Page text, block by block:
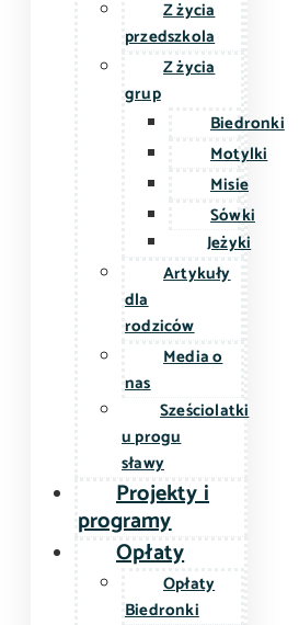
Z życia
przedszkola
Z życia
grup
Biedronki
Motylki
Misie
Sówki
Jeżyki
Artykuły
dla
rodziców
Media o
nas
Sześciolatki
u progu
sławy
Projekty i
programy
Opłaty
Opłaty
Biedronki